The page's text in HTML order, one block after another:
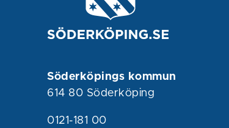
Söderköpings kommun
614 80 Söderköping
0121-181 00